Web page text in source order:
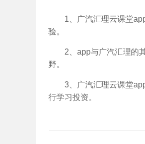
1、广汽汇理云课堂
验。
2、app与广汽汇理的
野。
3、广汽汇理云课堂
行学习投资。